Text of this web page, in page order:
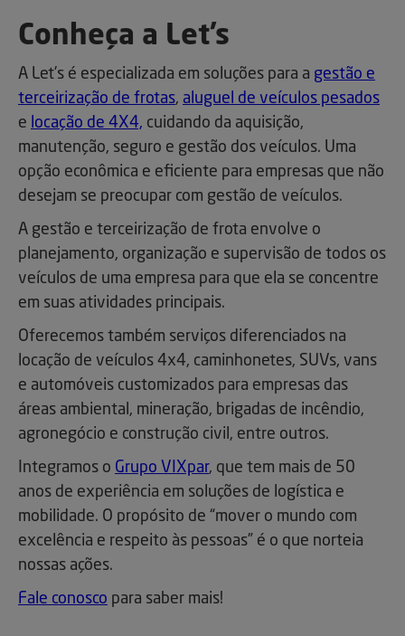
Conheça a Let’s
A Let’s é especializada em soluções para a gestão e
terceirização de frotas, aluguel de veículos pesados
e locação de 4X4, cuidando da aquisição,
manutenção, seguro e gestão dos veículos. Uma
opção econômica e eficiente para empresas que não
desejam se preocupar com gestão de veículos.
A gestão e terceirização de frota envolve o
planejamento, organização e supervisão de todos os
veículos de uma empresa para que ela se concentre
em suas atividades principais.
Oferecemos também serviços diferenciados na
locação de veículos 4x4, caminhonetes, SUVs, vans
e automóveis customizados para empresas das
áreas ambiental, mineração, brigadas de incêndio,
agronegócio e construção civil, entre outros.
Integramos o Grupo VIXpar, que tem mais de 50
anos de experiência em soluções de logística e
mobilidade. O propósito de “mover o mundo com
excelência e respeito às pessoas” é o que norteia
nossas ações.
Fale conosco para saber mais!